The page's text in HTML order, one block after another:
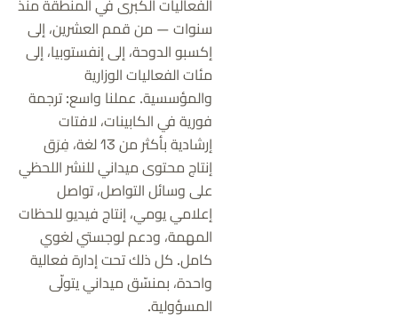
الفعاليات الكبرى في المنطقة منذ
سنوات — من قمم العشرين، إلى
إكسبو الدوحة، إلى إنفستوبيا، إلى
مئات الفعاليات الوزارية
والمؤسسية. عملنا واسع: ترجمة
فورية في الكابينات، لافتات
إرشادية بأكثر من 13 لغة، فِرَق
إنتاج محتوى ميداني للنشر اللحظي
على وسائل التواصل، تواصل
إعلامي يومي، إنتاج فيديو للحظات
المهمة، ودعم لوجستي لغوي
كامل. كل ذلك تحت إدارة فعالية
واحدة، بمنسّق ميداني يتولّى
المسؤولية.